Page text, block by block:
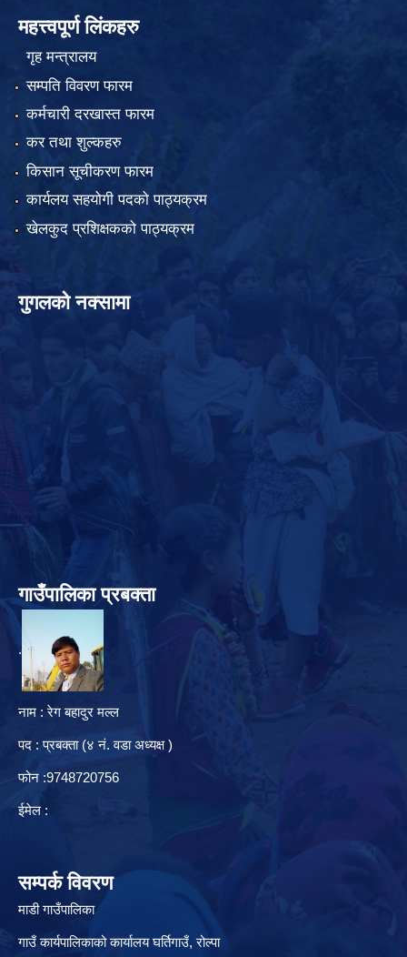
महत्त्वपूर्ण लिंकहरु
गृह मन्त्रालय
सम्पति विवरण फारम
कर्मचारी दरखास्त फारम
कर तथा शुल्कहरु
किसान सूचीकरण फारम
कार्यलय सहयोगी पदको पाठ्यक्रम
खेलकुद प्रशिक्षकको पाठ्यक्रम
गुगलको नक्सामा
गाउँपालिका प्रबक्ता
.
नाम : रेग बहादुर मल्ल
पद : प्रबक्ता (४ नं. वडा अध्यक्ष )
फोन :9748720756
ईमेल :
सम्पर्क विवरण
माडी गाउँपालिका
गाउँ कार्यपालिकाको कार्यालय घर्तिगाउँ, रो‍‍ल्पा